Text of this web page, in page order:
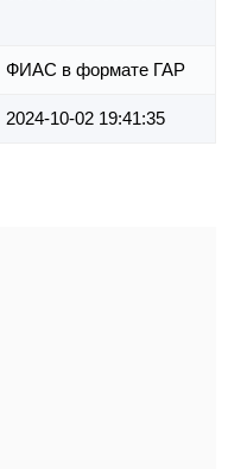
ФИАС в формате ГАР
2024-10-02 19:41:35